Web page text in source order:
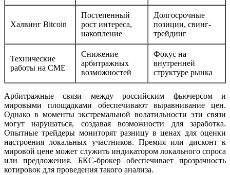
Халвинг Bitcoin
Постепенный
рост интереса,
накопление
Долгосрочные
позиции, свинг-
трейдинг
Технические
работы на CME
Снижение
арбитражных
возможностей
Фокус на
внутренней
структуре рынка
Арбитражные связи между российским фьючерсом и
мировыми площадками обеспечивают выравнивание цен.
Однако в моменты экстремальной волатильности эти связи
могут нарушаться, создавая возможности для заработка.
Опытные трейдеры мониторят разницу в ценах для оценки
настроения локальных участников. Премия или дисконт к
мировой цене может служить индикатором локального спроса
или предложения. БКС-брокер обеспечивает прозрачность
котировок для проведения такого анализа.